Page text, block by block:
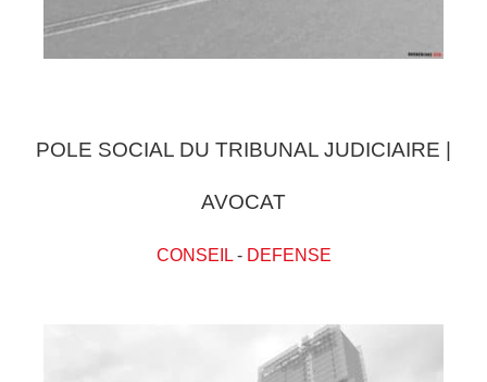
POLE SOCIAL DU TRIBUNAL JUDICIAIRE |
AVOCAT
CONSEIL- DEFENSE